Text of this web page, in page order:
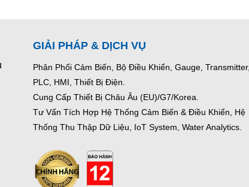
GIẢI PHÁP & DỊCH VỤ
Phân Phối Cảm Biến, Bộ Điều Khiển, Gauge, Transmitter,
PLC, HMI, Thiết Bị Điện.
Cung Cấp Thiết Bị Châu Âu (EU)/G7/Korea.
Tư Vấn Tích Hợp Hệ Thống Cảm Biến & Điều Khiển, Hệ
Thống Thu Thập Dữ Liệu, IoT System, Water Analytics.